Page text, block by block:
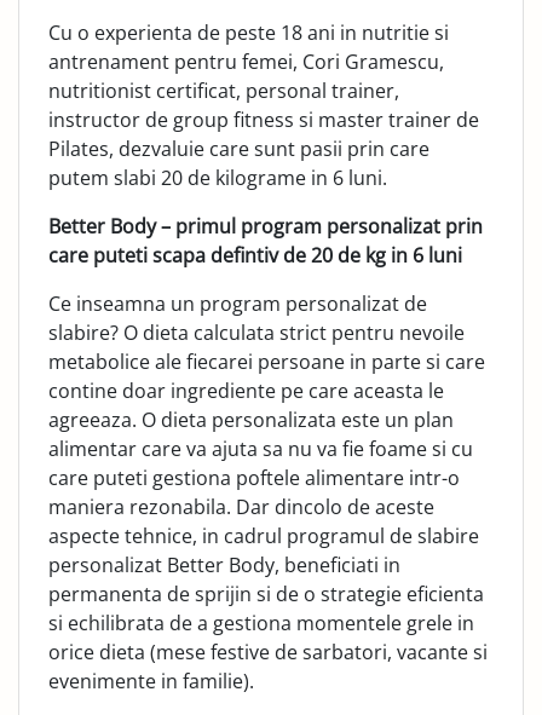
Cu o experienta de peste 18 ani in nutritie si
antrenament pentru femei, Cori Gramescu,
nutritionist certificat, personal trainer,
instructor de group fitness si master trainer de
Pilates, dezvaluie care sunt pasii prin care
putem slabi 20 de kilograme in 6 luni.
Better Body – primul program personalizat prin
care puteti scapa defintiv de 20 de kg in 6 luni
Ce inseamna un program personalizat de
slabire? O dieta calculata strict pentru nevoile
metabolice ale fiecarei persoane in parte si care
contine doar ingrediente pe care aceasta le
agreeaza. O dieta personalizata este un plan
alimentar care va ajuta sa nu va fie foame si cu
care puteti gestiona poftele alimentare intr-o
maniera rezonabila. Dar dincolo de aceste
aspecte tehnice, in cadrul programul de slabire
personalizat Better Body, beneficiati in
permanenta de sprijin si de o strategie eficienta
si echilibrata de a gestiona momentele grele in
orice dieta (mese festive de sarbatori, vacante si
evenimente in familie).